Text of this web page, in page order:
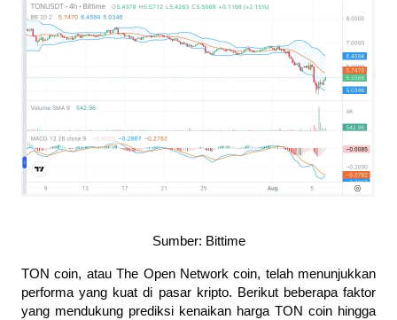
Sumber: Bittime
TON coin, atau The Open Network coin, telah menunjukkan
performa yang kuat di pasar kripto. Berikut beberapa faktor
yang mendukung prediksi kenaikan harga TON coin hingga